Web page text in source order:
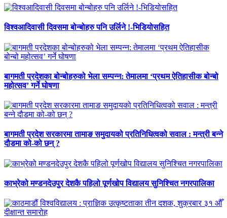
विश्वआदिवासी दिवसमा बोन्बोहरु पनि उर्लिने !-भिडियोसहित
बागमती प्रदेशका बोन्बोहरुको भेला सम्पन्न: तेमालमा ‘प्रथम ऐतिहासीक बोन्बो
महोत्सव’ गर्ने घोषणा
बागमती प्रदेश सरकारमा तामाङ समुदायको प्रतिनिधित्वको सवाल : मन्त्री बन्ने
दौडमा को‐को छन् ?
काभ्रेको मण्डनदेउपुर देशकै पहिलो पूर्णखोप विद्यालय सुनिश्चित नगरपालिका